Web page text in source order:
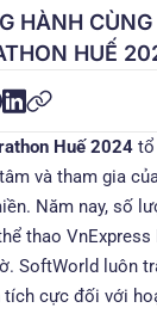
HÀNH
HUẾ
Huế 2024 tổ
và tham gia
Năm nay, số
thao VnExpress
SoftWorld luôn
tích cực đối với